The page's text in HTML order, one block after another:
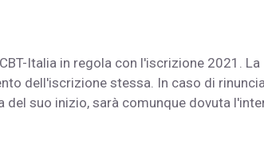
Italia in regola con l'iscrizione 2021. La
dell'iscrizione stessa. In caso di
suo inizio, sarà comunque dovuta